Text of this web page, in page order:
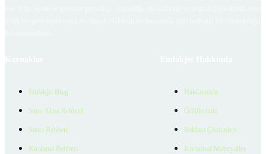
Emlakjet Blog
Satın Alma Rehberi
Satıcı Rehberi
Kiralama Rehberi
Hakkımızda
Ödüllerimiz
Reklam Çözümleri
Kurumsal Materyaller